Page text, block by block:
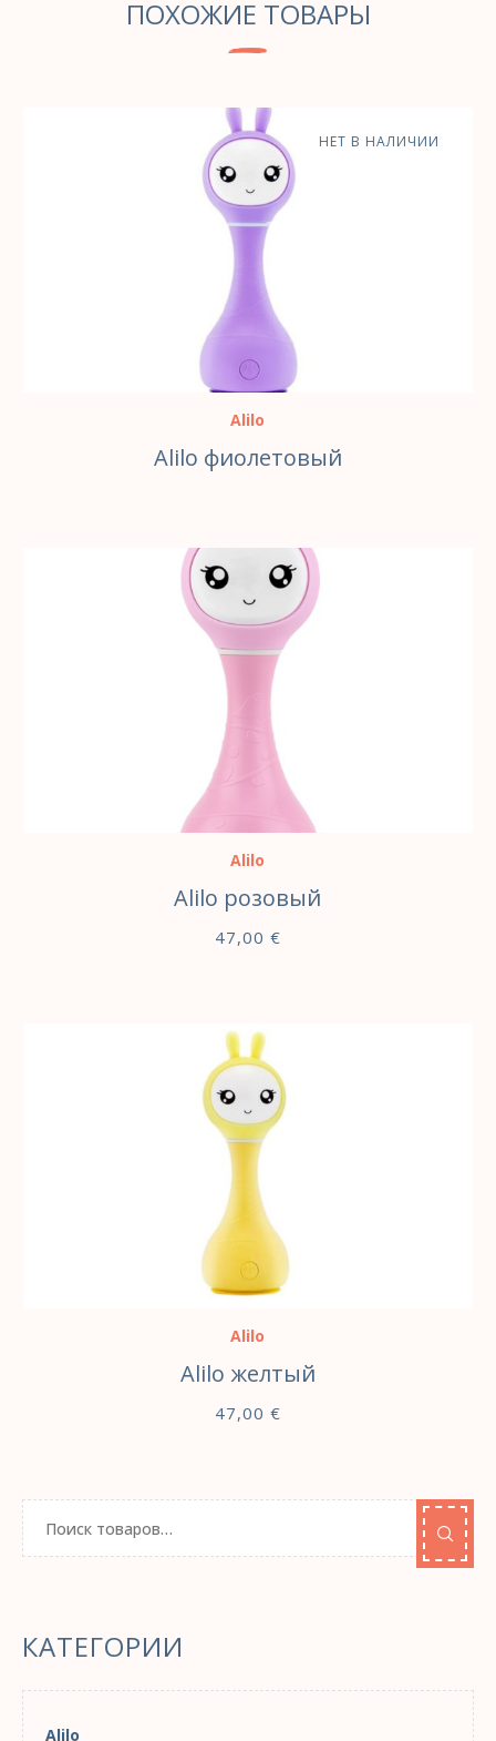
ПОХОЖИЕ ТОВАРЫ
НЕТ В НАЛИЧИИ
Alilo
Alilo фиолетовый
В КОРЗИНУ
Alilo
Alilo розовый
47,00 €
В КОРЗИНУ
Alilo
Alilo желтый
47,00 €
КАТЕГОРИИ
Alilo